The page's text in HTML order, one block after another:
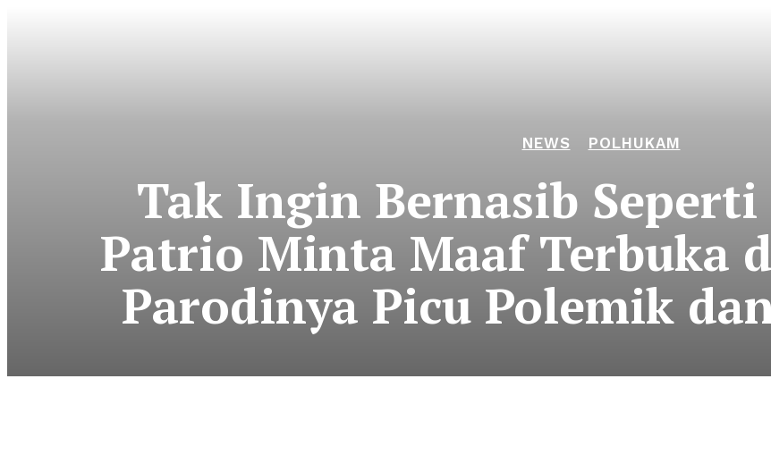
NEWS POLHUKAM
Tak Ingin Bernasib
Patrio Minta Maaf Terbuka
Parodinya Picu Polemik